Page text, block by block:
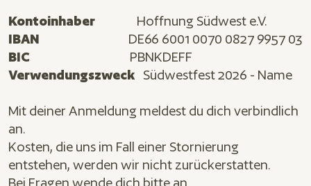
Kontoinhaber
Hoffnung Südwest e.V.
IBAN
DE66 6001 0070 0827 9957 03
BIC
PBNKDEFF
Verwendungszweck Südwestfest 2026 - Name
Mit deiner Anmeldung meldest du dich verbindlich
an.
Kosten, die uns im Fall einer Stornierung
entstehen, werden wir nicht zurückerstatten.
Bei Fragen wende dich bitte an